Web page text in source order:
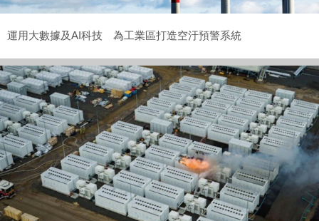
運用大數據及AI科技 為工業區打造空汙預警系統